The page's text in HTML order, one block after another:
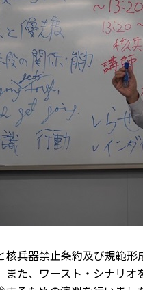
核兵器禁止条約及び規範
また、ワースト・シナリ